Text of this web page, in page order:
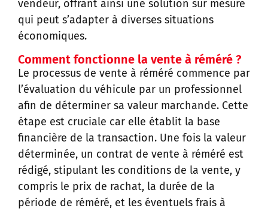
vendeur, offrant ainsi une solution sur mesure
qui peut s’adapter à diverses situations
économiques.
Comment fonctionne la vente à réméré ?
Le processus de vente à réméré commence par
l’évaluation du véhicule par un professionnel
afin de déterminer sa valeur marchande. Cette
étape est cruciale car elle établit la base
financière de la transaction. Une fois la valeur
déterminée, un contrat de vente à réméré est
rédigé, stipulant les conditions de la vente, y
compris le prix de rachat, la durée de la
période de réméré, et les éventuels frais à